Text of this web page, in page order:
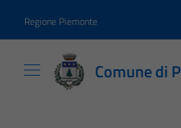
Regione Piemonte
Comune di